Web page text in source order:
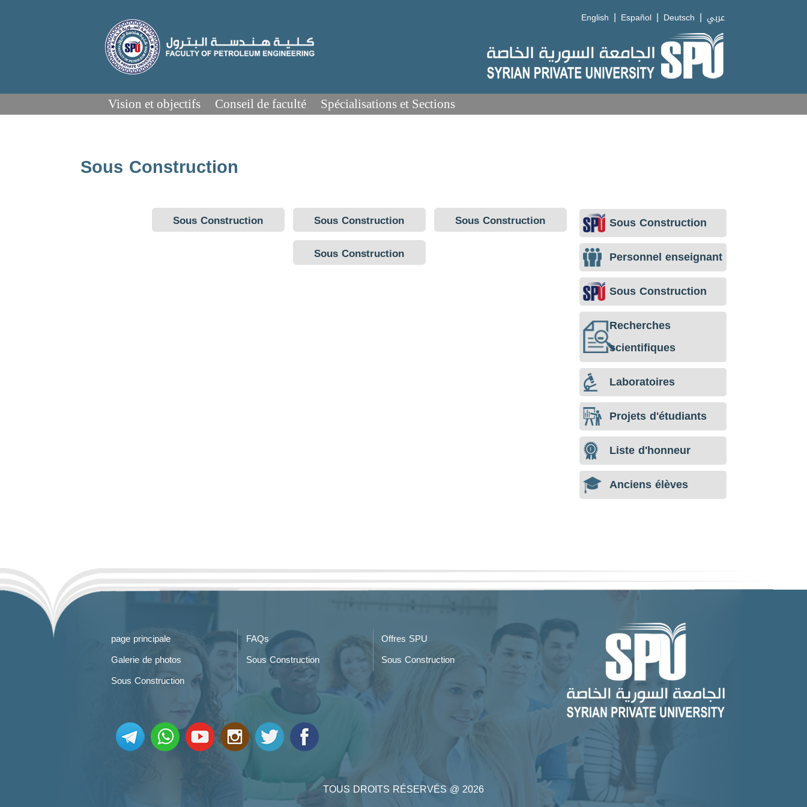
English | Español | Deutsch | عربي
Vision et objectifs Conseil de faculté Spécialisations et Sections
Sous Construction
Sous Construction
Personnel enseignant
Sous Construction
Recherches
scientifiques
Laboratoires
Projets d'étudiants
Liste d'honneur
Anciens élèves
Sous Construction Sous Construction
Sous Construction
Sous Construction
page principale FAQs
Offres SPU
Galerie de photos
Sous Construction
Sous Construction
Sous Construction
TOUS DROITS RÉSERVÉS @ 2026